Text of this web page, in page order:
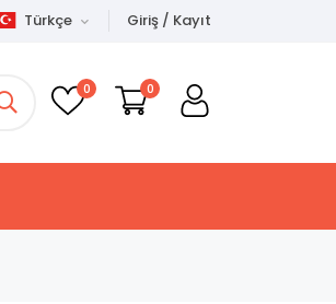
Türkçe Giriş / Kayıt
0 0